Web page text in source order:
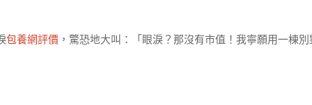
包養網評價 ，驚恐地大叫：「眼淚？那沒有市值！我寧願用一棟別